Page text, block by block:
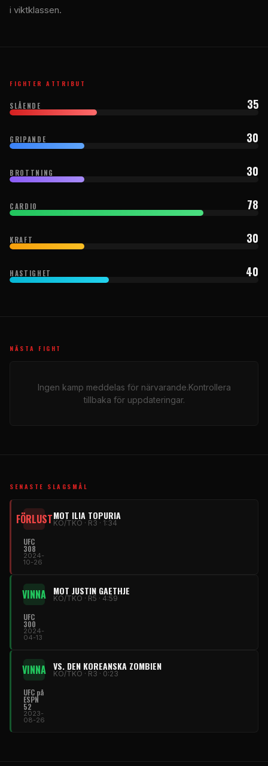
i viktklassen.
FIGHTER ATTRIBUT
SLÅENDE 35
GRIPANDE 30
BROTTNING 30
CARDIO 78
KRAFT 30
HASTIGHET 40
NÄSTA FIGHT
Ingen kamp meddelas för närvarande.Kontrollera
tillbaka för uppdateringar.
SENASTE SLAGSMÅL
FÖRLUSTMOT ILIA TOPURIA
KO/TKO · R3 · 1:34
UFC
308
2024-
10-26
VINNA MOT JUSTIN GAETHJE
KO/TKO · R5 · 4:59
UFC
300
2024-
04-13
VINNA VS. DEN KOREANSKA ZOMBIEN
KO/TKO · R3 · 0:23
UFC på
ESPN
52
2023-
08-26